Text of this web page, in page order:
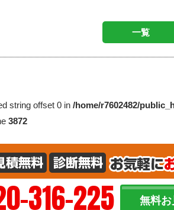
一覧
string offset 0 in /home/r7602482/
3872
316-225 無料